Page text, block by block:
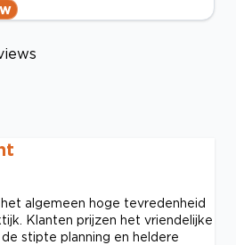
algemeen hoge tevredenheid
Klanten prijzen het vriendelijke
stipte planning en heldere